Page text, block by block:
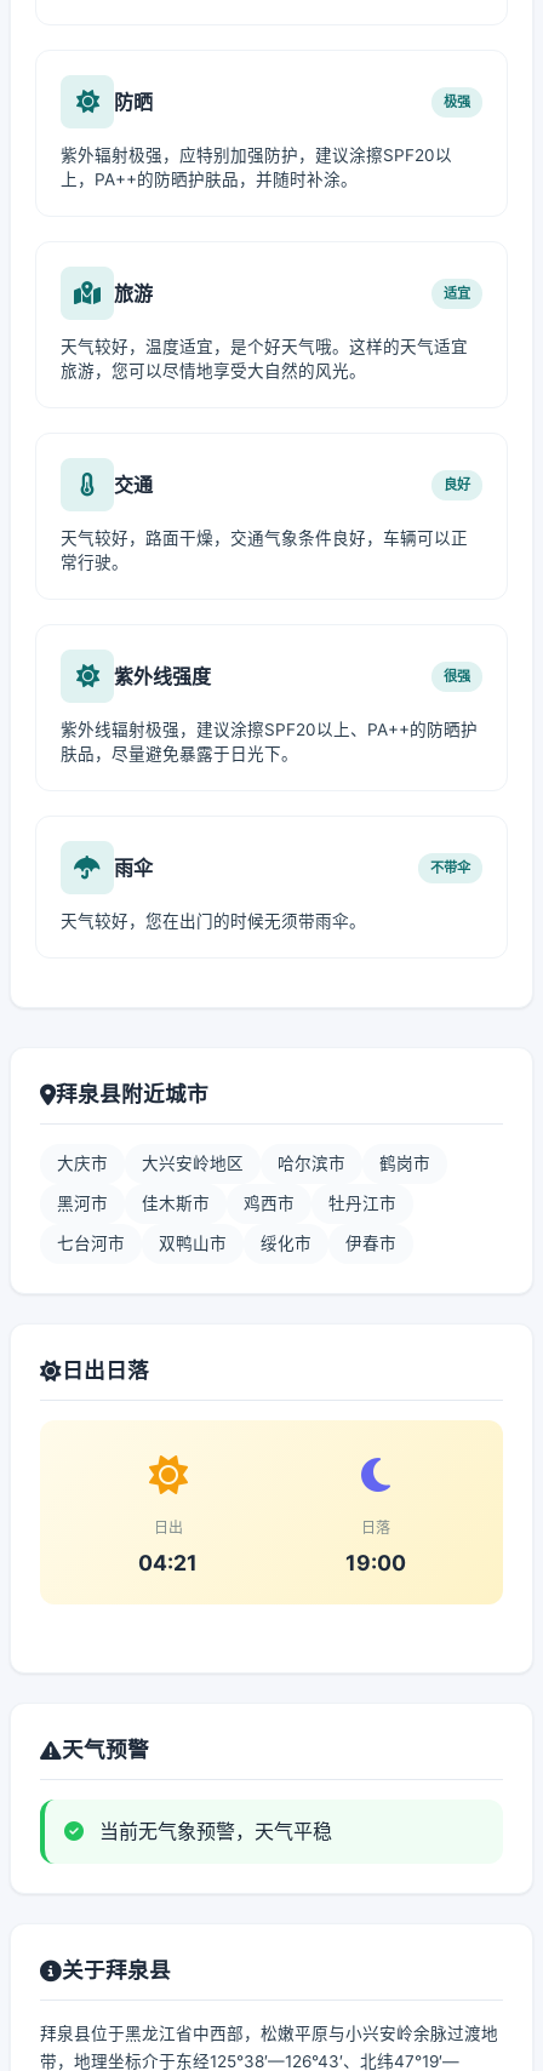
防晒 极强
紫外辐射极强，应特别加强防护，建议涂擦SPF20以
上，PA++的防晒护肤品，并随时补涂。
旅游 适宜
天气较好，温度适宜，是个好天气哦。这样的天气适宜
旅游，您可以尽情地享受大自然的风光。
交通 良好
天气较好，路面干燥，交通气象条件良好，车辆可以正
常行驶。
紫外线强度 很强
紫外线辐射极强，建议涂擦SPF20以上、PA++的防晒护
肤品，尽量避免暴露于日光下。
雨伞 不带伞
天气较好，您在出门的时候无须带雨伞。
拜泉县附近城市
大庆市 大兴安岭地区 哈尔滨市 鹤岗市
黑河市 佳木斯市 鸡西市 牡丹江市
七台河市 双鸭山市 绥化市 伊春市
日出日落
日出
04:21
日落
19:00
天气预警
当前无气象预警，天气平稳
关于拜泉县
拜泉县位于黑龙江省中西部，松嫩平原与小兴安岭余脉过渡地
带，地理坐标介于东经125°38′—126°43′、北纬47°19′—